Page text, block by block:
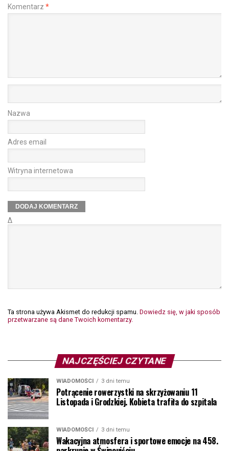
Komentarz *
Nazwa
Adres email
Witryna internetowa
Δ
Ta strona używa Akismet do redukcji spamu. Dowiedz się, w jaki sposób
przetwarzane są dane Twoich komentarzy.
NAJCZĘŚCIEJ CZYTANE
WIADOMOŚCI 3 dni temu
Potrącenie rowerzystki na skrzyżowaniu 11
Listopada i Grodzkiej. Kobieta trafiła do szpitala
WIADOMOŚCI 3 dni temu
Wakacyjna atmosfera i sportowe emocje na 458.